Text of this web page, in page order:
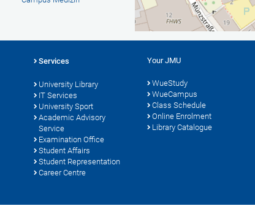
Services
University Library
IT Services
University Sport
Academic Advisory
Service
Examination Office
Student Affairs
Student Representation
Career Centre
Your JMU
WueStudy
WueCampus
Class Schedule
Online Enrolment
Library Catalogue